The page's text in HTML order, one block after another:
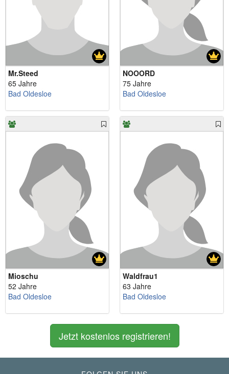
Mr.Steed
65 Jahre
Bad Oldesloe
NOOORD
75 Jahre
Bad Oldesloe
Mioschu
52 Jahre
Bad Oldesloe
Waldfrau1
63 Jahre
Bad Oldesloe
Jetzt kostenlos registrieren!